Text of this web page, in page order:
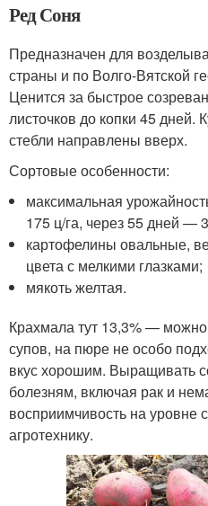
Ред Соня
Предназначен для
страны и по Волго-Вятской
Ценится за быстрое
листочков до копки 45 дней.
стебли направлены вверх.
Сортовые особенности:
максимальная
175 ц/га, через 55 дней —
картофелины овальные,
цвета с мелкими глазками;
мякоть желтая.
Крахмала тут 13,3% — можно
супов, на пюре не особо
вкус хорошим. Выращивать
болезням, включая рак и
восприимчивость на уровне
агротехнику.